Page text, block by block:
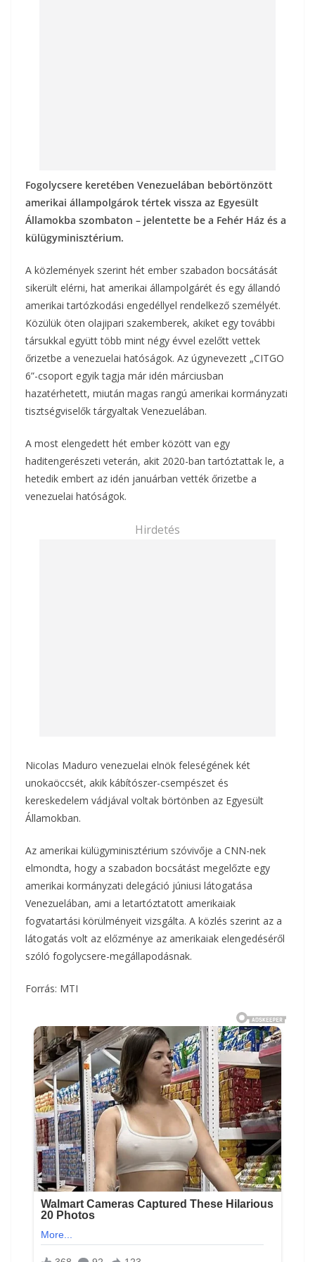
Fogolycsere keretében Venezuelában bebörtönzött
amerikai állampolgárok tértek vissza az Egyesült
Államokba szombaton – jelentette be a Fehér Ház és a
külügyminisztérium.
A közlemények szerint hét ember szabadon bocsátását
sikerült elérni, hat amerikai állampolgárét és egy állandó
amerikai tartózkodási engedéllyel rendelkező személyét.
Közülük öten olajipari szakemberek, akiket egy további
társukkal együtt több mint négy évvel ezelőtt vettek
őrizetbe a venezuelai hatóságok. Az úgynevezett „CITGO
6”-csoport egyik tagja már idén márciusban
hazatérhetett, miután magas rangú amerikai kormányzati
tisztségviselők tárgyaltak Venezuelában.
A most elengedett hét ember között van egy
haditengerészeti veterán, akit 2020-ban tartóztattak le, a
hetedik embert az idén januárban vették őrizetbe a
venezuelai hatóságok.
Hirdetés
Nicolas Maduro venezuelai elnök feleségének két
unokaöccsét, akik kábítószer-csempészet és
kereskedelem vádjával voltak börtönben az Egyesült
Államokban.
Az amerikai külügyminisztérium szóvivője a CNN-nek
elmondta, hogy a szabadon bocsátást megelőzte egy
amerikai kormányzati delegáció júniusi látogatása
Venezuelában, ami a letartóztatott amerikaiak
fogvatartási körülményeit vizsgálta. A közlés szerint az a
látogatás volt az előzménye az amerikaiak elengedéséről
szóló fogolycsere-megállapodásnak.
Forrás: MTI